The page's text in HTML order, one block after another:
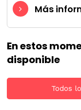
Más
En estos
disponible
Todos